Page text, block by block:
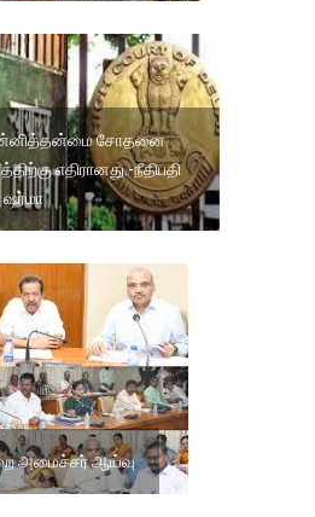
சோதனை
எதிரானது.-நீதிபதி
அமைச்சர் ஆய்வு